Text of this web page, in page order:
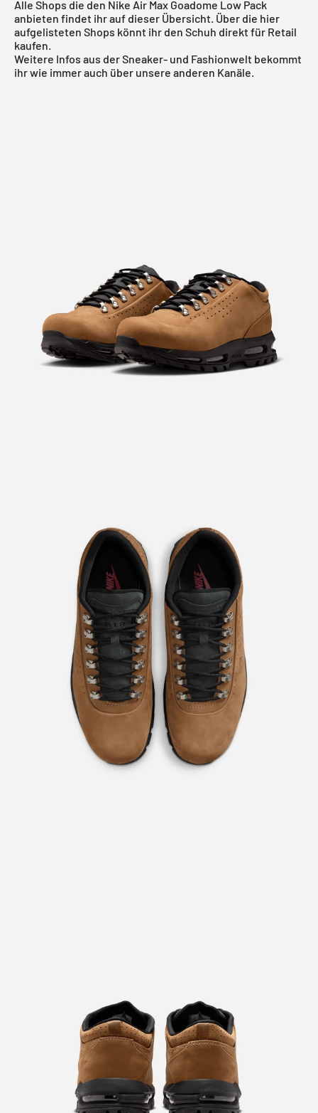
Alle Shops die den Nike Air Max Goadome Low Pack
anbieten findet ihr auf dieser Übersicht. Über die hier
aufgelisteten Shops könnt ihr den Schuh direkt für Retail
kaufen.
Weitere Infos aus derSneaker- und Fashionwelt bekommt
ihr wie immer auch über unsere anderen Kanäle.